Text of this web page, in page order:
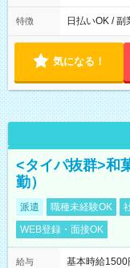
特徴 日払いOK /
気になる！
<タイパ抜群>和
勤）
派遣 職種未経験OK
WEB登録・面接OK
給与
基本時給